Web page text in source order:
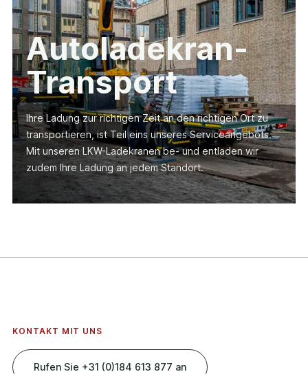
Autoladekran-
Transport
Ihre Ladung zur richtigen Zeit an den richtigen Ort zu
transportieren, ist Teil eins unseres Serviceangebots.
Mit unseren LKW-Ladekranen be- und entladen wir
zudem Ihre Ladung an jedem Standort.
KONTAKT MIT UNS
Rufen Sie +31 (0)184 613 877 an